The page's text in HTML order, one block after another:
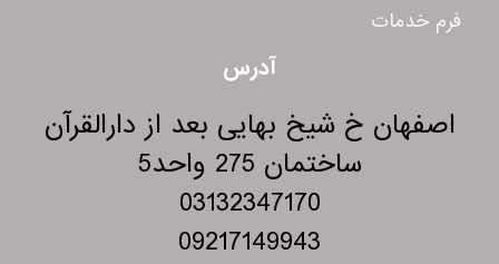
فرم خدمات
آدرس
اصفهان خ شیخ بهایی بعد از دارالقرآن
ساختمان 275 واحد5
03132347170
09217149943